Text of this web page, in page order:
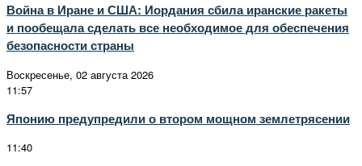
Война в Иране и США: Иордания сбила иранские ракеты
и пообещала сделать все необходимое для обеспечения
безопасности страны
Воскресенье, 02 августа 2026
11:57
Японию предупредили о втором мощном землетрясении
11:40